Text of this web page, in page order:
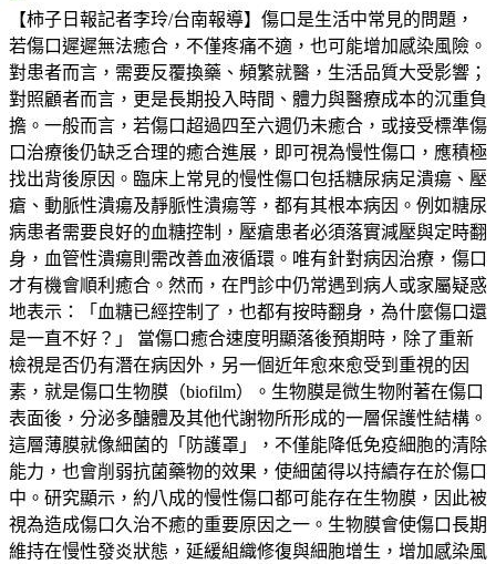
【柿子日報記者李玲/台南報導】傷口是生活中常見的問題，
若傷口遲遲無法癒合，不僅疼痛不適，也可能增加感染風險。
對患者而言，需要反覆換藥、頻繁就醫，生活品質大受影響；
對照顧者而言，更是長期投入時間、體力與醫療成本的沉重負
擔。一般而言，若傷口超過四至六週仍未癒合，或接受標準傷
口治療後仍缺乏合理的癒合進展，即可視為慢性傷口，應積極
找出背後原因。臨床上常見的慢性傷口包括糖尿病足潰瘍、壓
瘡、動脈性潰瘍及靜脈性潰瘍等，都有其根本病因。例如糖尿
病患者需要良好的血糖控制，壓瘡患者必須落實減壓與定時翻
身，血管性潰瘍則需改善血液循環。唯有針對病因治療，傷口
才有機會順利癒合。然而，在門診中仍常遇到病人或家屬疑惑
地表示：「血糖已經控制了，也都有按時翻身，為什麼傷口還
是一直不好？」 當傷口癒合速度明顯落後預期時，除了重新
檢視是否仍有潛在病因外，另一個近年愈來愈受到重視的因
素，就是傷口生物膜（biofilm）。生物膜是微生物附著在傷口
表面後，分泌多醣體及其他代謝物所形成的一層保護性結構。
這層薄膜就像細菌的「防護罩」，不僅能降低免疫細胞的清除
能力，也會削弱抗菌藥物的效果，使細菌得以持續存在於傷口
中。研究顯示，約八成的慢性傷口都可能存在生物膜，因此被
視為造成傷口久治不癒的重要原因之一。生物膜會使傷口長期
維持在慢性發炎狀態，延緩組織修復與細胞增生，增加感染風